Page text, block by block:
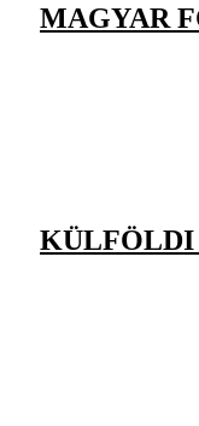
MAGYAR
KÜLFÖLDI